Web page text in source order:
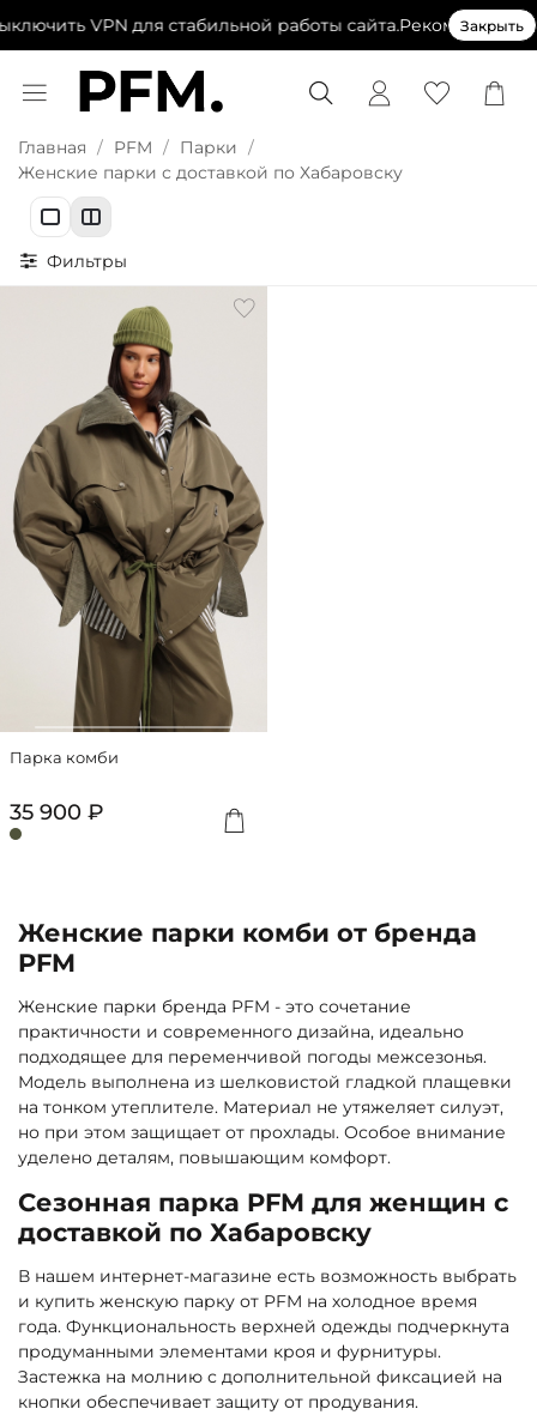
VPN для стабильной работы сайта.Рекомендуем
Закрыть
Главная PFM
Парки
Женские парки с доставкой по Хабаровску
Фильтры
Парка комби
35 900 ₽
Женские парки комби от бренда
PFM
Женские парки бренда PFM - это сочетание
практичности и современного дизайна, идеально
подходящее для переменчивой погоды межсезонья.
Модель выполнена из шелковистой гладкой плащевки
на тонком утеплителе. Материал не утяжеляет силуэт,
но при этом защищает от прохлады. Особое внимание
уделено деталям, повышающим комфорт.
Сезонная парка PFM для женщин с
доставкой по Хабаровску
В нашем интернет-магазине есть возможность выбрать
и купить женскую парку от PFM на холодное время
года. Функциональность верхней одежды подчеркнута
продуманными элементами кроя и фурнитуры.
Застежка на молнию с дополнительной фиксацией на
кнопки обеспечивает защиту от продувания.